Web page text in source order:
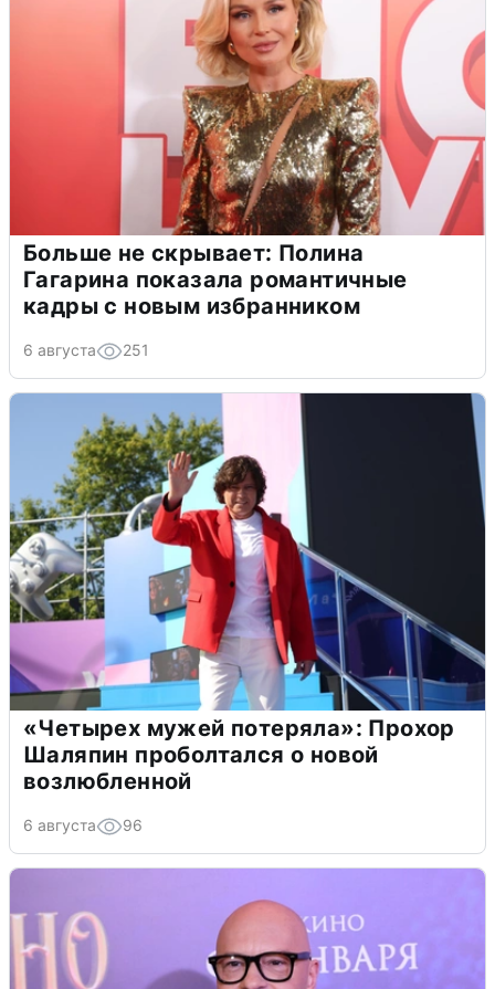
Больше не скрывает: Полина
Гагарина показала романтичные
кадры с новым избранником
6 августа 251
«Четырех мужей потеряла»: Прохор
Шаляпин проболтался о новой
возлюбленной
6 августа 96